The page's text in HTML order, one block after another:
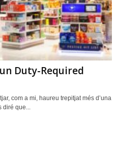
Duty-Required
com a mi, haureu trepitjat més d’una
que...